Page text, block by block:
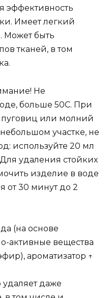
эффективность
Имеет легкий
Может быть
тканей, в том
Не
больше 50С. При
или молний
участке, не
используйте 20 мл
удаления стойких
изделие в воде
от 30 минут до 2
(на основе
активные вещества
ароматизатор ↑
удаляет даже